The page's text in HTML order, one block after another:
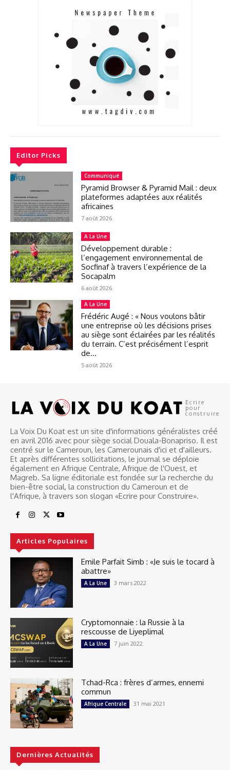
Editor Picks
Communiqué
Pyramid Browser & Pyramid Mail : deux
plateformes adaptées aux réalités
africaines
7 août 2026
A La Une
Développement durable :
l’engagement environnemental de
Socfinaf à travers l’expérience de la
Socapalm
6 août 2026
A La Une
Frédéric Augé : « Nous voulons bâtir
une entreprise où les décisions prises
au siège sont éclairées par les réalités
du terrain. C’est précisément l’esprit
de...
5 août 2026
Ecrire
pour
construire
La Voix Du Koat est un site d'informations généralistes créé
en avril 2016 avec pour siège social Douala-Bonapriso. Il est
centré sur le Cameroun, les Camerounais d'ici et d'ailleurs.
Et après différentes sollicitations, le journal se déploie
également en Afrique Centrale, Afrique de l'Ouest, et
Magreb. Sa ligne éditoriale est fondée sur la recherche du
bien-être social, la construction du Cameroun et de
l'Afrique, à travers son slogan «Ecrire pour Construire».
Articles Populaires
Emile Parfait Simb : «Je suis le tocard à
abattre»
A La Une 3 mars 2022
Cryptomonnaie : la Russie à la
rescousse de Liyeplimal
A La Une 7 juin 2022
Tchad-Rca : frères d’armes, ennemi
commun
Afrique Centrale 31 mai 2021
Dernières Actualités